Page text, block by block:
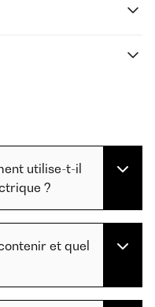
utilise-t-il
?
et quel